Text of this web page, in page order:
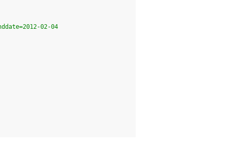
02-04